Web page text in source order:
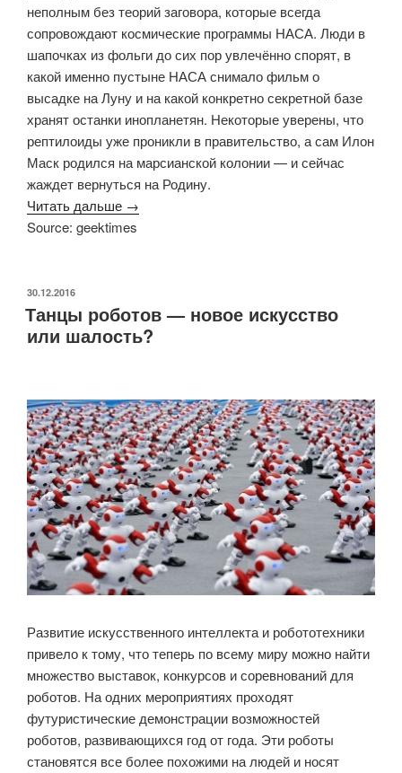
неполным без теорий заговора, которые всегда
сопровождают космические программы НАСА. Люди в
шапочках из фольги до сих пор увлечённо спорят, в
какой именно пустыне НАСА снимало фильм о
высадке на Луну и на какой конкретно секретной базе
хранят останки инопланетян. Некоторые уверены, что
рептилоиды уже проникли в правительство, а сам Илон
Маск родился на марсианской колонии — и сейчас
жаждет вернуться на Родину.
Читать дальше →
Source: geektimes
ОПУБЛИКОВАНО
30.12.2016
Танцы роботов — новое искусство
или шалость?
Развитие искусственного интеллекта и робототехники
привело к тому, что теперь по всему миру можно найти
множество выставок, конкурсов и соревнований для
роботов. На одних мероприятиях проходят
футуристические демонстрации возможностей
роботов, развивающихся год от года. Эти роботы
становятся все более похожими на людей и носят